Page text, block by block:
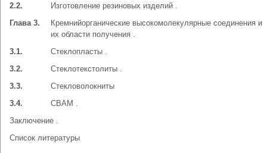
2.2.
Изготовление резиновых изделий .
Глава 3.
Кремнийорганические высокомолекулярные соединения и
их области получения .
3.1.
Стеклопласты .
3.2.
Стеклотекстолиты .
3.3.
Стекловолокниты
3.4.
СВАМ .
Заключение .
Список литературы